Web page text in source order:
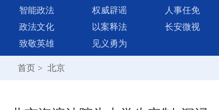
智能政法
权威辟谣
人事任免
政法文化
以案释法
长安微视
致敬英雄
见义勇为
首页 > 北京